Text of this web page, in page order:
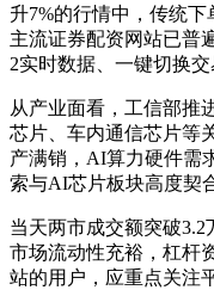
升7%的行情中，传统
主流证券配资网站已普
2实时数据、一键切换交
从产业面看，工信部推
芯片、车内通信芯片等
产满销，AI算力硬件需
索与AI芯片板块高度契
当天两市成交额突破3.2
市场流动性充裕，杠杆
站的用户，应重点关注